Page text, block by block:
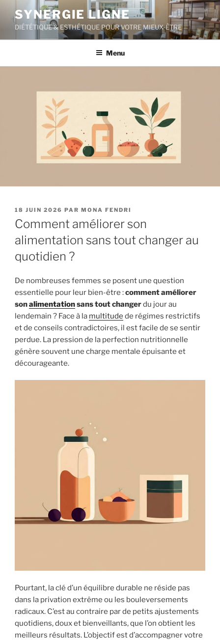
contenu
principal
SYNERGIE LIGNE
DIÉTÉTIQUE & ESTHÉTIQUE POUR VOTRE MIEUX-ÊTRE
Menu
PUBLIÉ
LE
18 JUIN 2026 PAR MONA FENDRI
Comment améliorer son
alimentation sans tout changer au
quotidien ?
De nombreuses femmes se posent une question
essentielle pour leur bien-être :comment améliorer
sonalimentationsans tout changerdu jour au
lendemain ? Face à la multitude de régimes restrictifs
et de conseils contradictoires, il est facile de se sentir
perdue. La pression de la perfection nutritionnelle
génère souvent une charge mentale épuisante et
décourageante.
Pourtant, la clé d’un équilibre durable ne réside pas
dans la privation extrême ou les bouleversements
radicaux. C’est au contraire par de petits ajustements
quotidiens, doux et bienveillants, que l’on obtient les
meilleurs résultats. L’objectif est d’accompagner votre